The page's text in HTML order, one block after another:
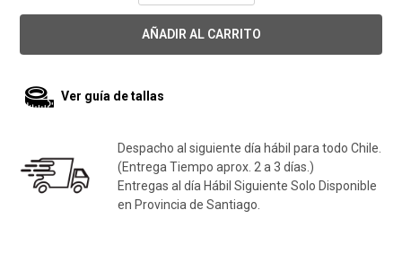
Ver guía de tallas
Despacho al siguiente día hábil para todo Chile.
(Entrega Tiempo aprox. 2 a 3 días.)
Entregas al día Hábil Siguiente Solo Disponible
en Provincia de Santiago.